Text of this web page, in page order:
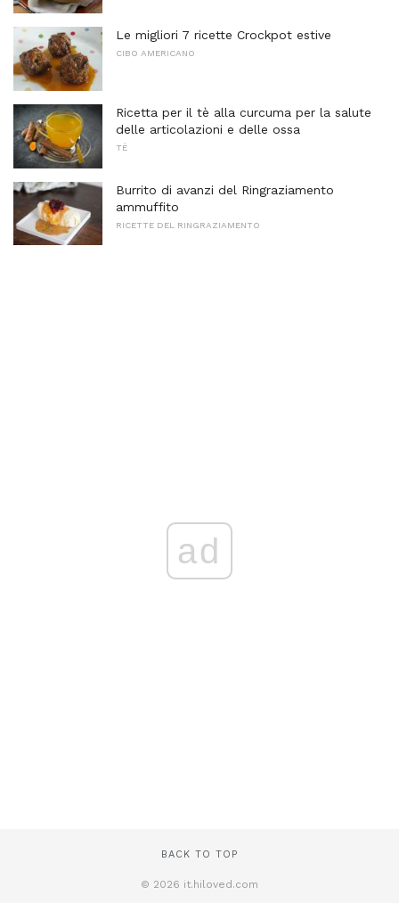
Le migliori 7 ricette Crockpot estive
CIBO AMERICANO
Ricetta per il tè alla curcuma per la salute
delle articolazioni e delle ossa
TÈ
Burrito di avanzi del Ringraziamento
ammuffito
RICETTE DEL RINGRAZIAMENTO
ad
BACK TO TOP
© 2026 it.hiloved.com